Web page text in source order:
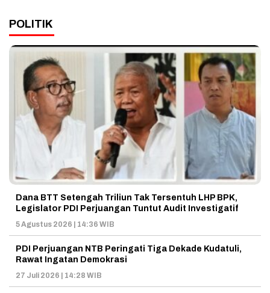
POLITIK
Dana BTT Setengah Triliun Tak Tersentuh LHP BPK,
Legislator PDI Perjuangan Tuntut Audit Investigatif
5 Agustus 2026 | 14:36 WIB
PDI Perjuangan NTB Peringati Tiga Dekade Kudatuli,
Rawat Ingatan Demokrasi
27 Juli 2026 | 14:28 WIB